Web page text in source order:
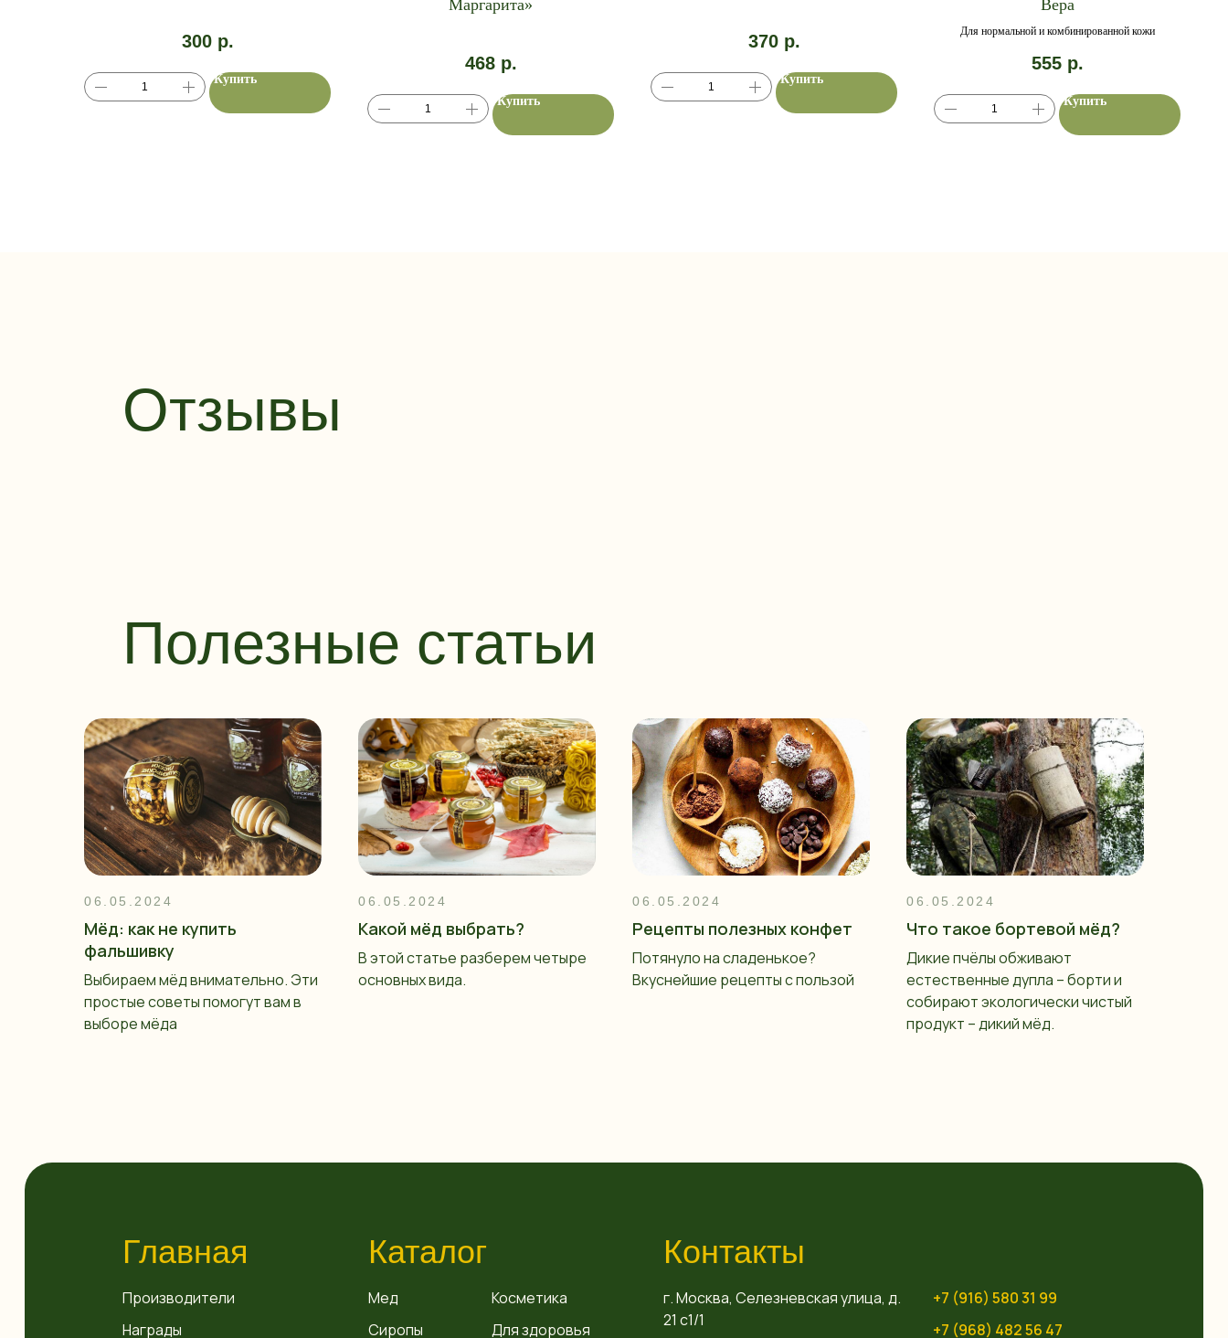
300 р.
Купить
Маргарита»
468 р.
Купить
370 р.
Купить
Вера
Для нормальной и комбинированной кожи
555 р.
Купить
Отзывы
Полезные статьи
06.05.2024
Мёд: как не купить
фальшивку
Выбираем мёд внимательно. Эти
простые советы помогут вам в
выборе мёда
06.05.2024
Какой мёд выбрать?
В этой статье разберем четыре
основных вида.
06.05.2024
Рецепты полезных конфет
Потянуло на сладенькое?
Вкуснейшие рецепты с пользой
06.05.2024
Что такое бортевой мёд?
Дикие пчёлы обживают
естественные дупла – борти и
собирают экологически чистый
продукт – дикий мёд.
Главная
Производители
Награды
Каталог
Мед
Сиропы
Косметика
Для здоровья
Контакты
г. Москва, Селезневская улица, д.
21 с1/1
+7 (916) 580 31 99
+7 (968) 482 56 47